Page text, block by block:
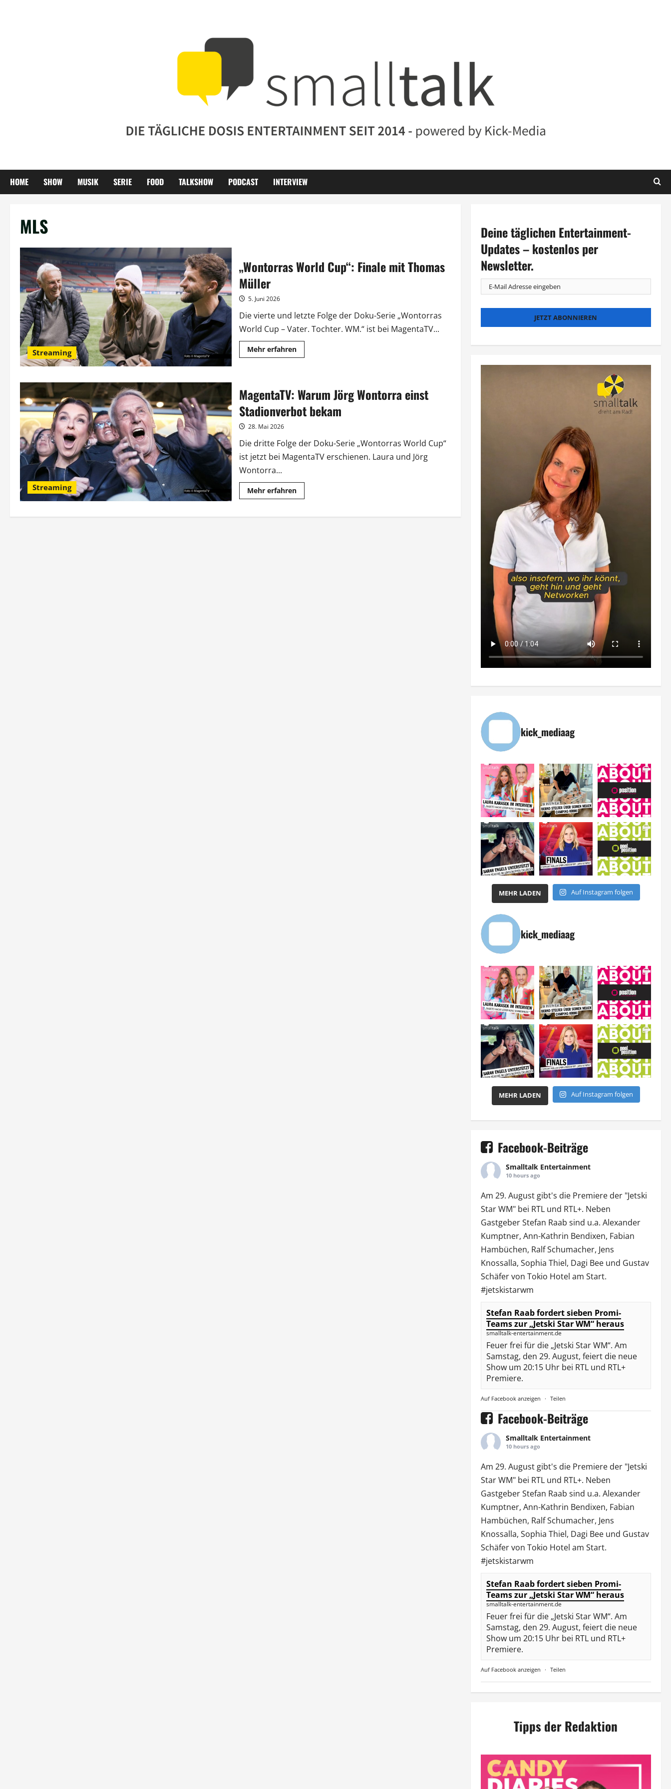
HOME SHOW MUSIK SERIE FOOD TALKSHOW PODCAST INTERVIEW
MLS
Streaming
„Wontorras World Cup“: Finale mit Thomas
Müller
5. Juni 2026
Die vierte und letzte Folge der Doku-Serie „Wontorras
World Cup – Vater. Tochter. WM.“ ist bei MagentaTV...
Mehr erfahrenMehr
Informationen
Finale
mit
Thomas
Müller
Streaming
MagentaTV: Warum Jörg Wontorra einst
Stadionverbot bekam
28. Mai 2026
Die dritte Folge der Doku-Serie „Wontorras World Cup“
ist jetzt bei MagentaTV erschienen. Laura und Jörg
Wontorra...
Mehr erfahrenMehr
Informationen
Warum
Deine täglichen Entertainment-
Updates – kostenlos per
Newsletter.
kick_mediaag
MEHR LADEN Auf Instagram folgen
kick_mediaag
MEHR LADEN Auf Instagram folgen
Facebook-Beiträge
Smalltalk Entertainment
10 hours ago
Am 29. August gibt's die Premiere der "Jetski
Star WM" bei RTLund RTL+. Neben
Gastgeber Stefan Raab sind u.a. Alexander
Kumptner, Ann-Kathrin Bendixen, Fabian
Hambüchen, Ralf Schumacher, Jens
Knossalla, Sophia Thiel, Dagi Beeund Gustav
Schäfer von Tokio Hotel am Start.
#jetskistarwm
Stefan Raab fordert sieben Promi-
Teams zur „Jetski Star WM“ heraus
smalltalk-entertainment.de
Feuer frei für die „Jetski Star WM“. Am
Samstag, den 29. August, feiert die neue
Show um 20:15 Uhr bei RTL und RTL+
Premiere.
Auf Facebook anzeigen · Teilen
Facebook-Beiträge
Smalltalk Entertainment
10 hours ago
Am 29. August gibt's die Premiere der "Jetski
Star WM" bei RTLund RTL+. Neben
Gastgeber Stefan Raab sind u.a. Alexander
Kumptner, Ann-Kathrin Bendixen, Fabian
Hambüchen, Ralf Schumacher, Jens
Knossalla, Sophia Thiel, Dagi Beeund Gustav
Schäfer von Tokio Hotel am Start.
#jetskistarwm
Stefan Raab fordert sieben Promi-
Teams zur „Jetski Star WM“ heraus
smalltalk-entertainment.de
Feuer frei für die „Jetski Star WM“. Am
Samstag, den 29. August, feiert die neue
Show um 20:15 Uhr bei RTL und RTL+
Premiere.
Auf Facebook anzeigen · Teilen
Tipps der Redaktion